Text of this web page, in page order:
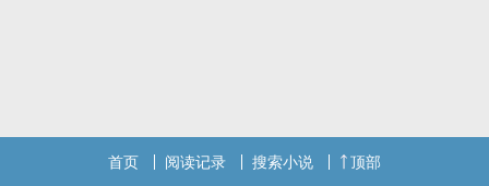
首页 阅读记录 搜索小说 顶部